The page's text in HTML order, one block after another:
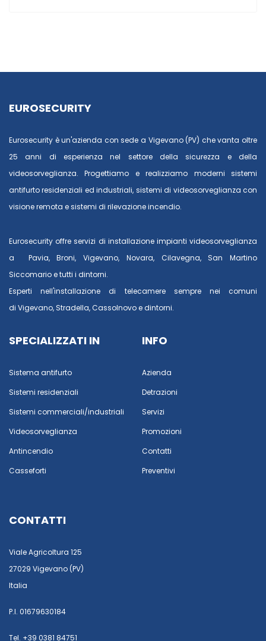
EUROSECURITY
Eurosecurity è un'azienda con sede a Vigevano (PV) che vanta oltre
25 anni di esperienza nel settore della sicurezza e della
videosorveglianza. Progettiamo e realizziamo moderni sistemi
antifurto residenziali ed industriali, sistemi di videosorveglianza con
visione remota e sistemi di rilevazione incendio.
Eurosecurity offre servizi di installazione impianti videosorveglianza
a
Pavia,Broni, Vigevano, Novara, Cilavegna, San Martino
Siccomarioe tutti i dintorni.
Esperti nell'installazione di telecamere sempre nei comuni
di Vigevano, Stradella,Cassolnovoe dintorni.
SPECIALIZZATI IN
Sistema antifurto
Sistemi residenziali
Sistemi commerciali/industriali
Videosorveglianza
Antincendio
Casseforti
INFO
Azienda
Detrazioni
Servizi
Promozioni
Contatti
Preventivi
CONTATTI
Viale Agricoltura 125
27029 Vigevano (PV)
Italia
P.I. 01679630184
Tel. +39 0381 84751